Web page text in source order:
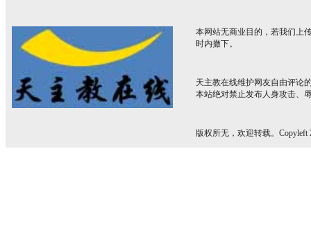
本网站无商业目的，若我们上
时内撤下。
天主教在线维护网友自由评论
本站绝对禁止发布人身攻击、
版权所无，欢迎转载。